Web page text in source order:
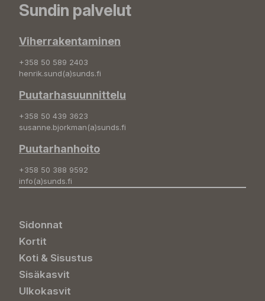
Sundin palvelut
Viherrakentaminen
+358 50 589 2403
henrik.sund(a)sunds.fi
Puutarhasuunnittelu
+358 50 439 3623
susanne.bjorkman(a)sunds.fi
Puutarhanhoito
+358 50 388 9592
info(a)sunds.fi
Sidonnat
Kortit
Koti & Sisustus
Sisäkasvit
Ulkokasvit